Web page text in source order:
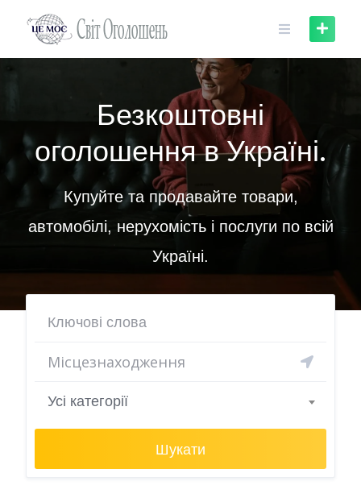
Безкоштовні
оголошення в Україні.
Купуйте та продавайте товари,
автомобілі, нерухомість і послуги по всій
Україні.
Усі категорії
Шукати